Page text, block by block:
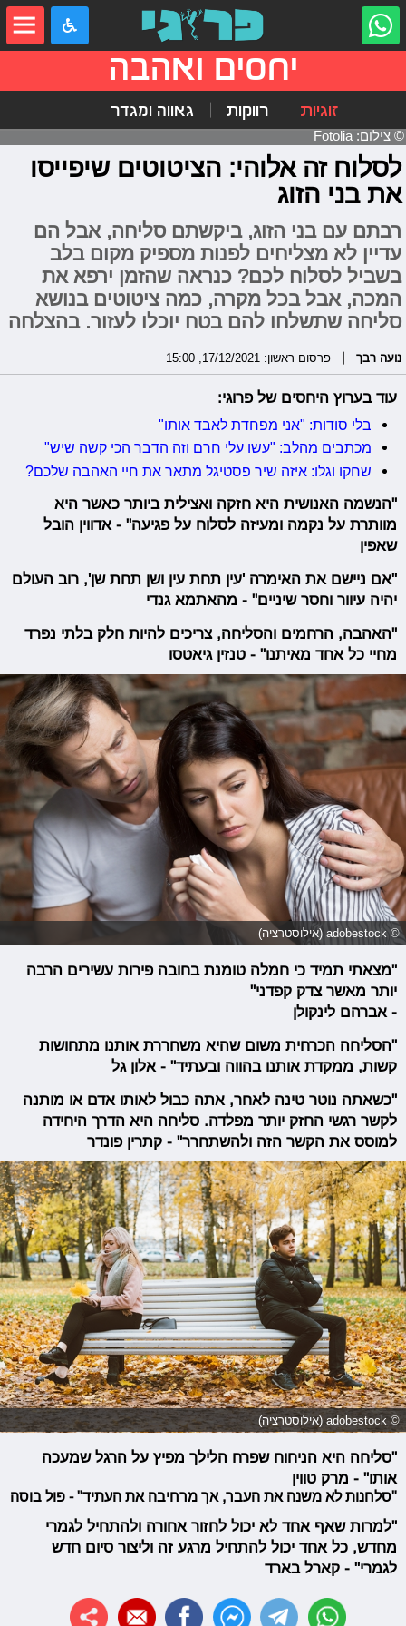
יחסים ואהבה
זוגיות רווקות גאווה ומגדר
© צילום: Fotolia
לסלוח זה אלוהי: הציטוטים שיפייסו
את בני הזוג
רבתם עם בני הזוג, ביקשתם סליחה, אבל הם
עדיין לא מצליחים לפנות מספיק מקום בלב
בשביל לסלוח לכם? כנראה שהזמן ירפא את
המכה, אבל בכל מקרה, כמה ציטוטים בנושא
סליחה שתשלחו להם בטח יוכלו לעזור. בהצלחה
נועה רבך פרסום ראשון: 17/12/2021, 15:00
עוד בערוץ היחסים של פרוגי:
בלי סודות: "אני מפחדת לאבד אותו"
מכתבים מהלב: "עשו עלי חרם וזה הדבר הכי קשה שיש"
שחקו וגלו: איזה שיר פסטיגל מתאר את חיי האהבה שלכם?
"הנשמה האנושית היא חזקה ואצילית ביותר כאשר היא
מוותרת על נקמה ומעיזה לסלוח על פגיעה" - אדווין הובל
שאפין
"אם ניישם את האימרה 'עין תחת עין ושן תחת שן', רוב העולם
יהיה עיוור וחסר שיניים" - מהאתמא גנדי
"האהבה, הרחמים והסליחה, צריכים להיות חלק בלתי נפרד
מחיי כל אחד מאיתנו" - טנזין גיאטסו
© adobestock (אילוסטרציה)
"מצאתי תמיד כי חמלה טומנת בחובה פירות עשירים הרבה
יותר מאשר צדק קפדני"
- אברהם לינקולן
"הסליחה הכרחית משום שהיא משחררת אותנו מתחושות
קשות, ממקדת אותנו בהווה ובעתיד" - אלון גל
"כשאתה נוטר טינה לאחר, אתה כבול לאותו אדם או מותנה
לקשר רגשי החזק יותר מפלדה. סליחה היא הדרך היחידה
למוסס את הקשר הזה ולהשתחרר" - קתרין פונדר
© adobestock (אילוסטרציה)
"סליחה היא הניחוח שפרח הלילך מפיץ על הרגל שמעכה
אותו" - מרק טווין
"סלחנות לא משנה את העבר, אך מרחיבה את העתיד" - פול בוסה
"למרות שאף אחד לא יכול לחזור אחורה ולהתחיל לגמרי
מחדש, כל אחד יכול להתחיל מרגע זה וליצור סיום חדש
לגמרי" - קארל בארד